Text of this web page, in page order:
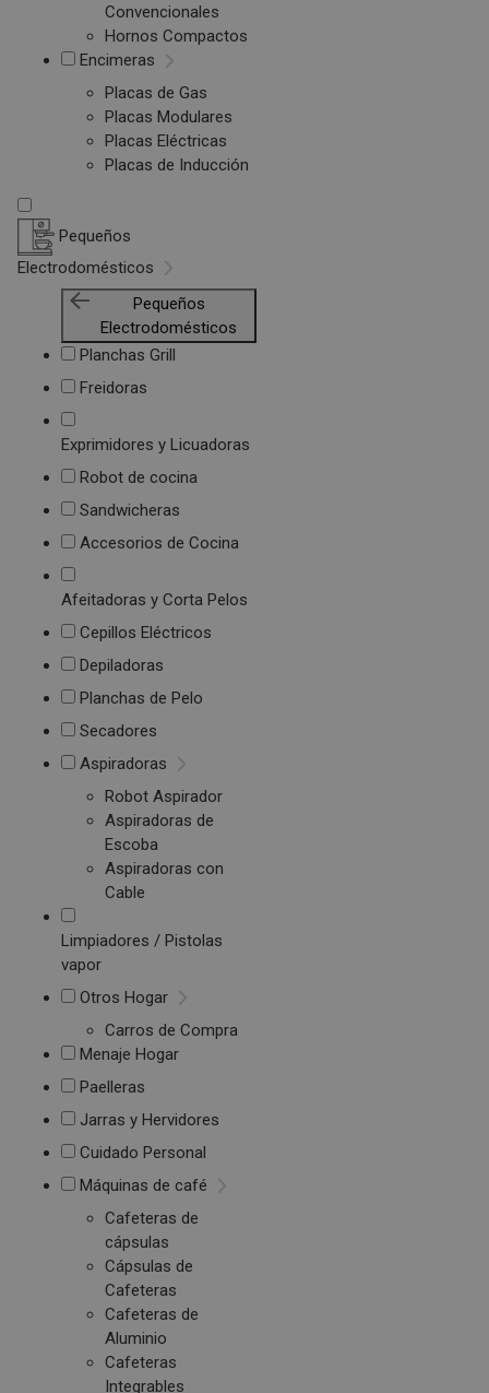
Convencionales
Hornos Compactos
Encimeras
Placas de Gas
Placas Modulares
Placas Eléctricas
Placas de Inducción
Pequeños
Electrodomésticos
Pequeños
Electrodomésticos
Planchas Grill
Freidoras
Exprimidores y Licuadoras
Robot de cocina
Sandwicheras
Accesorios de Cocina
Afeitadoras y Corta Pelos
Cepillos Eléctricos
Depiladoras
Planchas de Pelo
Secadores
Aspiradoras
Robot Aspirador
Aspiradoras de
Escoba
Aspiradoras con
Cable
Limpiadores / Pistolas
vapor
Otros Hogar
Carros de Compra
Menaje Hogar
Paelleras
Jarras y Hervidores
Cuidado Personal
Máquinas de café
Cafeteras de
cápsulas
Cápsulas de
Cafeteras
Cafeteras de
Aluminio
Cafeteras
Integrables